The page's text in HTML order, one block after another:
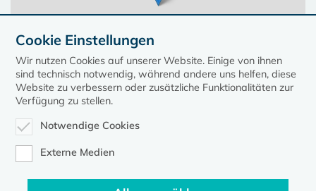
Cookie Einstellungen
Wir nutzen Cookies auf unserer Website. Einige von ihnen
sind technisch notwendig, während andere uns helfen, diese
Website zu verbessern oder zusätzliche Funktionalitäten zur
Verfügung zu stellen.
Notwendige Cookies
Externe Medien